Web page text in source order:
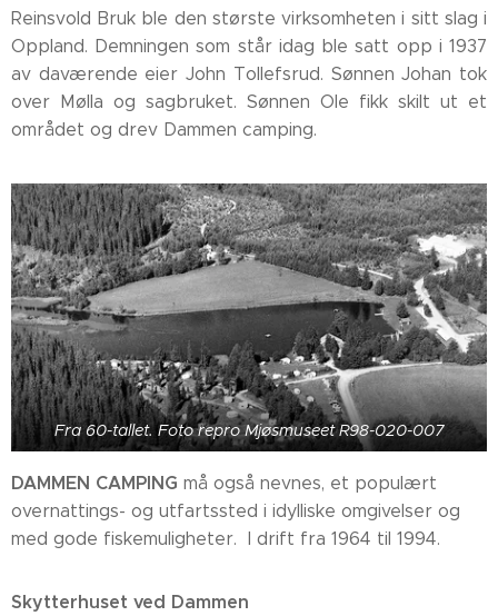
Reinsvold Bruk ble den største virksomheten i sitt slag i
Oppland. Demningen som står idag ble satt opp i 1937
av daværende eier John Tollefsrud. Sønnen Johan tok
over Mølla og sagbruket. Sønnen Ole fikk skilt ut et
området og drev Dammen camping.
Fra 60-tallet. Foto repro Mjøsmuseet R98-020-007
DAMMEN CAMPING må også nevnes, et populært
overnattings- og utfartssted i idylliske omgivelser og
med gode fiskemuligheter. I drift fra 1964 til 1994.
Skytterhuset ved Dammen